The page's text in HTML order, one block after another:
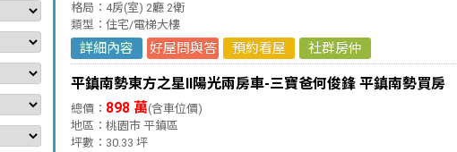
格局：4房(室) 2廳 2衛
類型：住宅/電梯大樓
詳細內容 好屋問與答 預約看屋 社群房仲
平鎮南勢東方之星Ⅱ陽光兩房車-三寶爸何俊鋒 平鎮南勢買房
總價： 898 萬(含車位價)
地區：桃園市 平鎮區
坪數：30.33 坪